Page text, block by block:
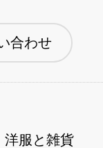
合わせ
洋服と雑貨